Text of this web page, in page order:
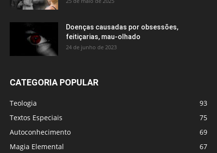
Doenças causadas por obsessões,
feitiçarias, mau-olhado
24 de junho de 2023
CATEGORIA POPULAR
Teologia
93
Textos Especiais
75
Autoconhecimento
69
Magia Elemental
67